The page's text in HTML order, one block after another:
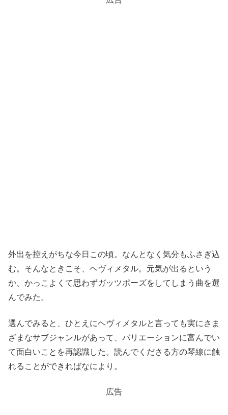
外出を控えがちな今日この頃。なんとなく気分もふさぎ込
む。そんなときこそ、ヘヴィメタル。元気が出るという
か、かっこよくて思わずガッツポーズをしてしまう曲を選
んでみた。
選んでみると、ひとえにヘヴィメタルと言っても実にさま
ざまなサブジャンルがあって、バリエーションに富んでい
て面白いことを再認識した。読んでくださる方の琴線に触
れることができればなにより。
広告